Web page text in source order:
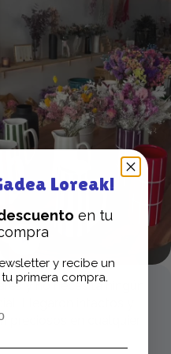
y no necesita ningún
Llegaron intactos y
preciosos en cualquier
Loreak!
en tu
y recibe un
primera compra.